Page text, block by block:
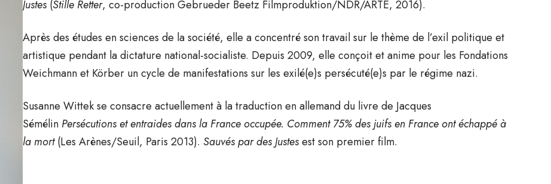
Justes (Stille Retter, co-production Gebrueder Beetz Filmproduktion/NDR/ARTE, 2016).
Après des études en sciences de la société, elle a concentré son travail sur le thème de l’exil politique et
artistique pendant la dictature national-socialiste. Depuis 2009, elle conçoit et anime pour les Fondations
Weichmann et Körber un cycle de manifestations sur les exilé(e)s persécuté(e)s par le régime nazi.
Susanne Wittek se consacre actuellement à la traduction en allemand du livre de Jacques
Sémélin Persécutions et entraides dans la France occupée. Comment 75% des juifs en France ont échappé à
la mort(Les Arènes/Seuil, Paris 2013). Sauvés par des Justesest son premier film.